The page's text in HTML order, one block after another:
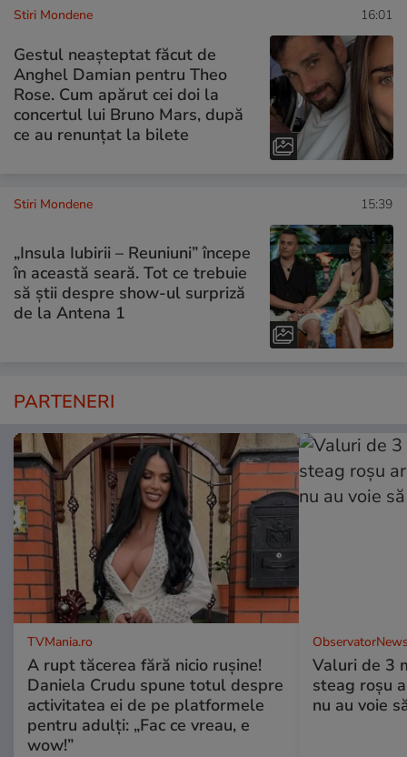
Stiri Mondene 16:01
Gestul neașteptat făcut de
Anghel Damian pentru Theo
Rose. Cum apărut cei doi la
concertul lui Bruno Mars, după
ce au renunțat la bilete
Stiri Mondene 15:39
„Insula Iubirii – Reuniuni” începe
în această seară. Tot ce trebuie
să știi despre show-ul surpriză
de la Antena 1
PARTENERI
TVMania.ro
A rupt tăcerea fără nicio rușine!
Daniela Crudu spune totul despre
activitatea ei de pe platformele
pentru adulți: „Fac ce vreau, e
wow!”
Valuri de 3
steag roşu
nu au voie